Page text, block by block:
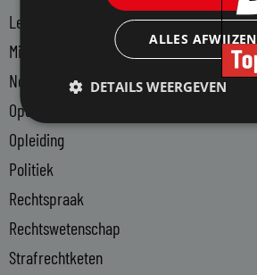
Legal Tech
Ministerie van Justitie en Veiligheid
Notariaat
Openbaar Ministerie
Opleiding
Politiek
Rechtspraak
Rechtswetenschap
Strafrechtketen
ALLES AFWIJZEN
DETAILS WEERGEVEN